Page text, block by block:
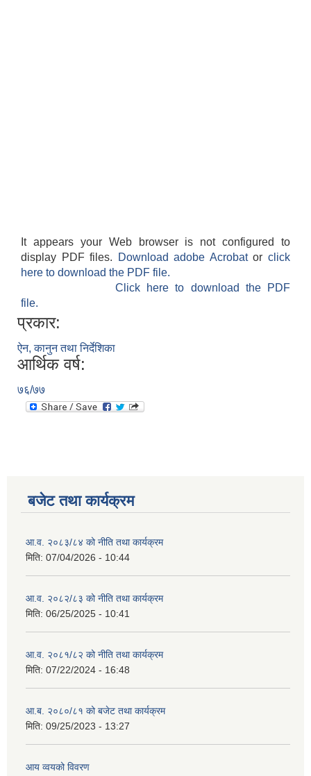
It appears your Web browser is not configured to
display PDF files.
Download adobe Acrobatorclick
here to download the PDF file.
Click here to download the PDF
file.
प्रकार:
ऐन, कानुन तथा निर्देशिका
आर्थिक वर्ष:
७६/७७
बजेट तथा कार्यक्रम
आ.व. २०८३/८४ को नीति तथा कार्यक्रम
मिति: 07/04/2026 - 10:44
आ.व. २०८२/८३ को नीति तथा कार्यक्रम
मिति: 06/25/2025 - 10:41
आ.व. २०८१/८२ को नीति तथा कार्यक्रम
मिति: 07/22/2024 - 16:48
आ.ब. २०८०/८१ को बजेट तथा कार्यक्रम
मिति: 09/25/2023 - 13:27
आय व्वयको विवरण